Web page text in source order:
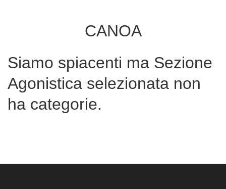
CANOA
Siamo spiacenti ma Sezione
Agonistica selezionata non
ha categorie.